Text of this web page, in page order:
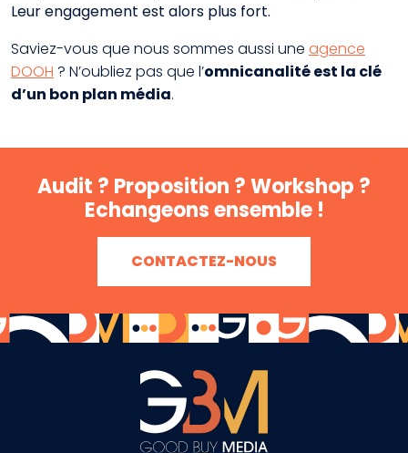
Leur engagement est alors plus fort.
Saviez-vous que nous sommes aussi une agence
DOOH ? N’oubliez pas que l’omnicanalité est la clé
d’un bon plan média.
Audit ? Proposition ? Workshop ?
Echangeons ensemble !
CONTACTEZ-NOUS